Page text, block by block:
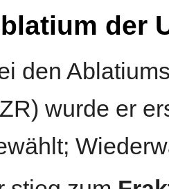
der
den
wurde er